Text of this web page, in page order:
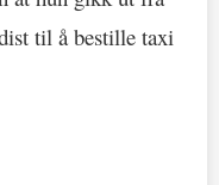
til å bestille taxi